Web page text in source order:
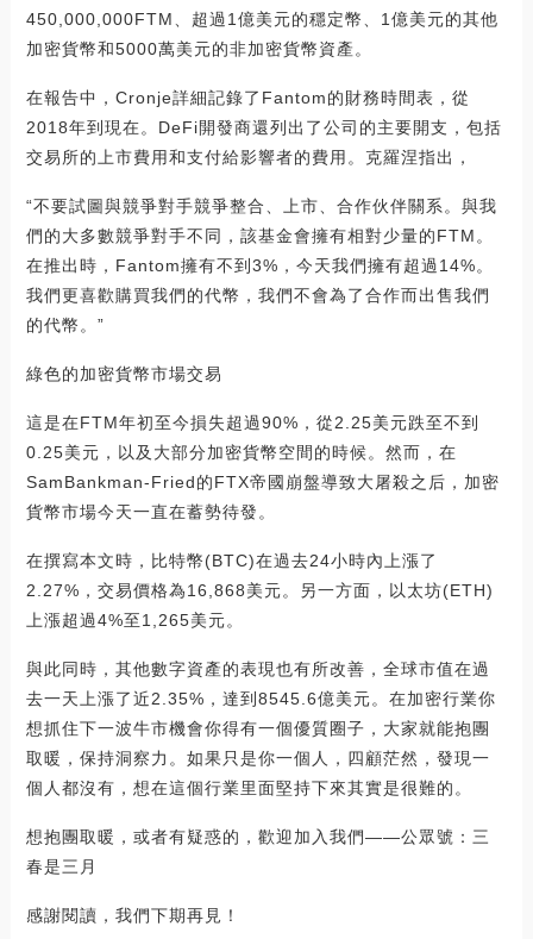
450,000,000FTM、超過1億美元的穩定幣、1億美元的其他
加密貨幣和5000萬美元的非加密貨幣資產。
在報告中，Cronje詳細記錄了Fantom的財務時間表，從
2018年到現在。DeFi開發商還列出了公司的主要開支，包括
交易所的上市費用和支付給影響者的費用。克羅涅指出，
“不要試圖與競爭對手競爭整合、上市、合作伙伴關系。與我
們的大多數競爭對手不同，該基金會擁有相對少量的FTM。
在推出時，Fantom擁有不到3%，今天我們擁有超過14%。
我們更喜歡購買我們的代幣，我們不會為了合作而出售我們
的代幣。”
綠色的加密貨幣市場交易
這是在FTM年初至今損失超過90%，從2.25美元跌至不到
0.25美元，以及大部分加密貨幣空間的時候。然而，在
SamBankman-Fried的FTX帝國崩盤導致大屠殺之后，加密
貨幣市場今天一直在蓄勢待發。
在撰寫本文時，比特幣(BTC)在過去24小時內上漲了
2.27%，交易價格為16,868美元。另一方面，以太坊(ETH)
上漲超過4%至1,265美元。
與此同時，其他數字資產的表現也有所改善，全球市值在過
去一天上漲了近2.35%，達到8545.6億美元。在加密行業你
想抓住下一波牛市機會你得有一個優質圈子，大家就能抱團
取暖，保持洞察力。如果只是你一個人，四顧茫然，發現一
個人都沒有，想在這個行業里面堅持下來其實是很難的。
想抱團取暖，或者有疑惑的，歡迎加入我們——公眾號：三
春是三月
感謝閱讀，我們下期再見！